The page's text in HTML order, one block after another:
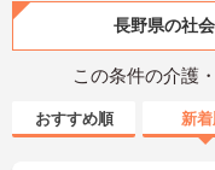
長野県の社
この条件の介護
おすすめ順 新